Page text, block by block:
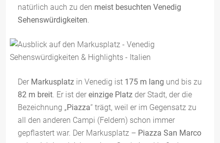
natürlich auch zu den meist besuchten Venedig
Sehenswürdigkeiten.
Der Markusplatz in Venedig ist 175 m lang und bis zu
82 m breit. Er ist der einzige Platz der Stadt, der die
Bezeichnung „Piazza“ trägt, weil er im Gegensatz zu
all den anderen Campi (Feldern) schon immer
gepflastert war. Der Markusplatz – Piazza San Marco